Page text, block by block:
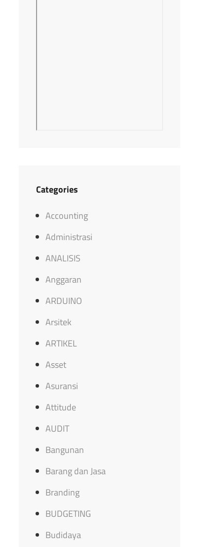
Categories
Accounting
Administrasi
ANALISIS
Anggaran
ARDUINO
Arsitek
ARTIKEL
Asset
Asuransi
Attitude
AUDIT
Bangunan
Barang dan Jasa
Branding
BUDGETING
Budidaya